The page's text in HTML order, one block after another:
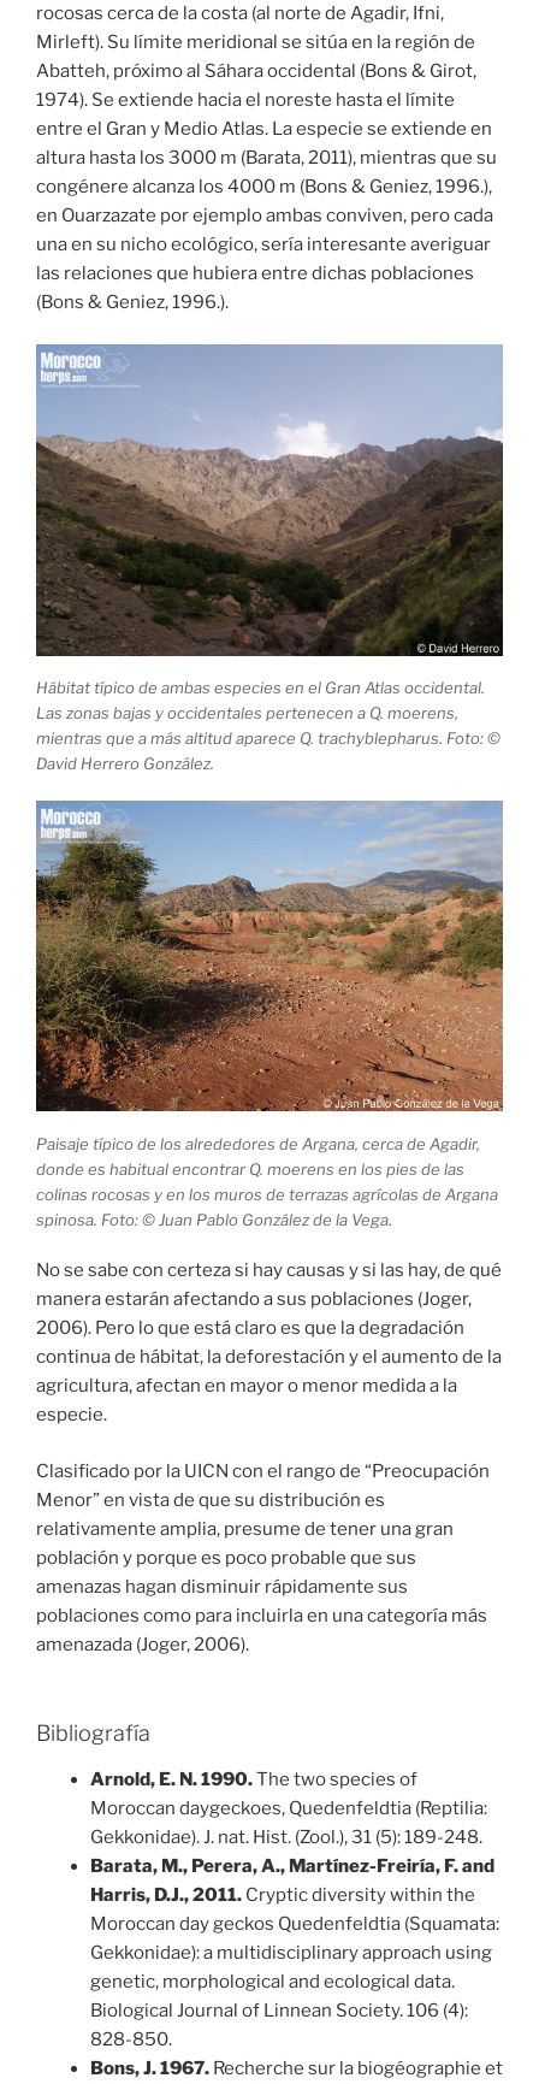
rocosas cerca de la costa (al norte de Agadir, Ifni,
Mirleft). Su límite meridional se sitúa en la región de
Abatteh, próximo al Sáhara occidental (Bons & Girot,
1974). Se extiende hacia el noreste hasta el límite
entre el Gran y Medio Atlas. La especie se extiende en
altura hasta los 3000 m (Barata, 2011), mientras que su
congénere alcanza los 4000 m (Bons & Geniez, 1996.),
en Ouarzazate por ejemplo ambas conviven, pero cada
una en su nicho ecológico, sería interesante averiguar
las relaciones que hubiera entre dichas poblaciones
(Bons & Geniez, 1996.).
Hábitat típico de ambas especies en el Gran Atlas occidental.
Las zonas bajas y occidentales pertenecen a Q. moerens,
mientras que a más altitud aparece Q. trachyblepharus. Foto: ©
David Herrero González.
Paisaje típico de los alrededores de Argana, cerca de Agadir,
donde es habitual encontrar Q. moerens en los pies de las
colinas rocosas y en los muros de terrazas agrícolas de Argana
spinosa. Foto: © Juan Pablo González de la Vega.
No se sabe con certeza si hay causas y si las hay, de qué
manera estarán afectando a sus poblaciones (Joger,
2006). Pero lo que está claro es que la degradación
continua de hábitat, la deforestación y el aumento de la
agricultura, afectan en mayor o menor medida a la
especie.
Clasificado por la UICN con el rango de “Preocupación
Menor” en vista de que su distribución es
relativamente amplia, presume de tener una gran
población y porque es poco probable que sus
amenazas hagan disminuir rápidamente sus
poblaciones como para incluirla en una categoría más
amenazada (Joger, 2006).
Bibliografía
Arnold, E. N. 1990.The two species of
Moroccan daygeckoes, Quedenfeldtia (Reptilia:
Gekkonidae). J. nat. Hist. (Zool.), 31 (5): 189-248.
Barata, M., Perera, A., Martínez-Freiría, F. and
Harris, D.J., 2011. Cryptic diversity within the
Moroccan day geckos Quedenfeldtia (Squamata:
Gekkonidae): a multidisciplinary approach using
genetic, morphological and ecological data.
Biological Journal of Linnean Society. 106 (4):
828-850.
Bons, J. 1967. Recherche sur la biogéographie et